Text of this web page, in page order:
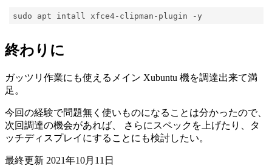
終わりに
ガッツリ作業にも使えるメイン Xubuntu 機を調達出来て満
足。
今回の経験で問題無く使いものになることは分かったので、
次回調達の機会があれば、 さらにスペックを上げたり、タ
ッチディスプレイにすることにも検討したい。
最終更新 2021年10月11日